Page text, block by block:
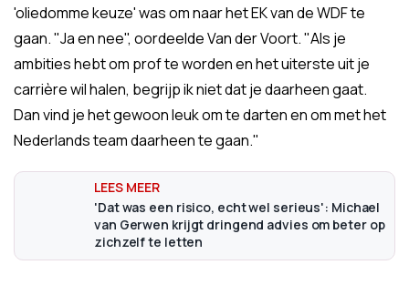
'oliedomme keuze' was om naar het EK van de WDF te
gaan. "Ja en nee", oordeelde Van der Voort. "Als je
ambities hebt om prof te worden en het uiterste uit je
carrière wil halen, begrijp ik niet dat je daarheen gaat.
Dan vind je het gewoon leuk om te darten en om met het
Nederlands team daarheen te gaan."
'Dat was een risico, echt wel serieus': Michael
van Gerwen krijgt dringend advies om beter op
zichzelf te letten